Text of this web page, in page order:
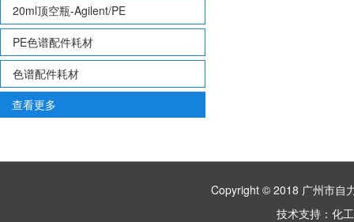
20ml顶空瓶-Agilent/PE
PE色谱配件耗材
色谱配件耗材
查看更多
Copyright © 2018 广州市
技术支持： 化